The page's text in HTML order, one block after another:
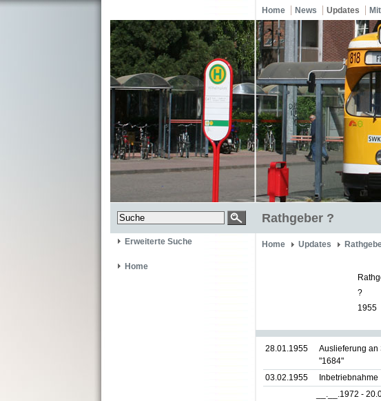
Home News Updates
Rathgeber ?
Erweiterte Suche
Home
Home Updates
?
1955
28.01.1955
Auslieferung an
"1684"
03.02.1955
Inbetriebnahme
__.__.1972 -